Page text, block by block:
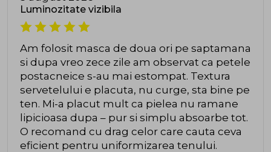
Luminozitate vizibila
Am folosit masca de doua ori pe saptamana
si dupa vreo zece zile am observat ca petele
postacneice s-au mai estompat. Textura
servetelului e placuta, nu curge, sta bine pe
ten. Mi-a placut mult ca pielea nu ramane
lipicioasa dupa – pur si simplu absoarbe tot.
O recomand cu drag celor care cauta ceva
eficient pentru uniformizarea tenului.